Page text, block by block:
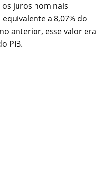
os juros nominais
a 8,07% do
anterior, esse valor era
PIB.